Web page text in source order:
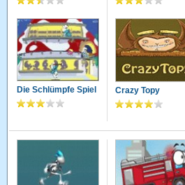
Die Schlümpfe Spiel Crazy Topy